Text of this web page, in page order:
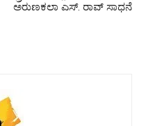
ಅರುಣಕಲಾ ಎಸ್. ರಾವ್ ಸಾಧನೆ